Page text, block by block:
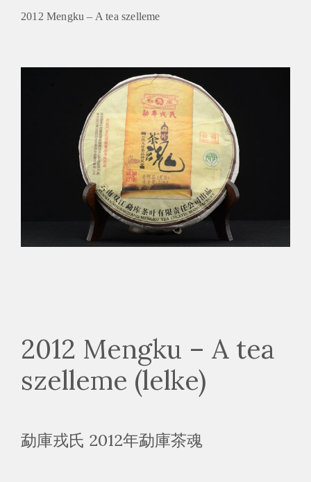
2012 Mengku – A tea szelleme
2012 Mengku – A tea
szelleme (lelke)
勐庫戎氏 2012年勐庫茶魂